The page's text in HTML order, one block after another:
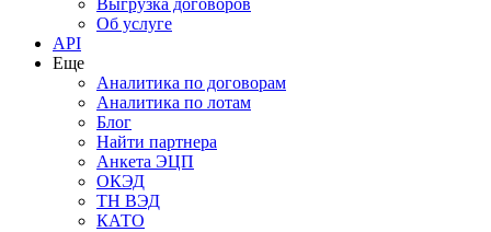
Выгрузка договоров
Об услуге
API
Еще
Аналитика по договорам
Аналитика по лотам
Блог
Найти партнера
Анкета ЭЦП
ОКЭД
ТН ВЭД
КАТО